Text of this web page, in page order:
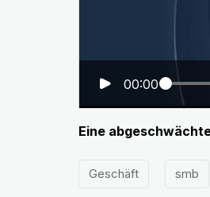
00:00
Eine
Geschäft smb